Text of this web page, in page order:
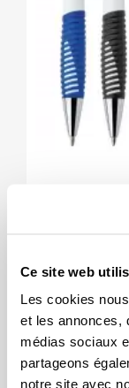
Ce site web
Les cookies
et les annonces,
médias sociaux
partageons
notre site avec